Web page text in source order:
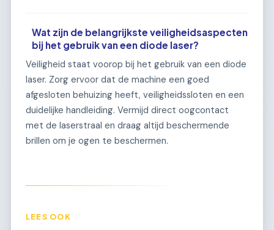
Wat zijn de belangrijkste veiligheidsaspecten
bij het gebruik van een diode laser?
Veiligheid staat voorop bij het gebruik van een diode
laser. Zorg ervoor dat de machine een goed
afgesloten behuizing heeft, veiligheidssloten en een
duidelijke handleiding. Vermijd direct oogcontact
met de laserstraal en draag altijd beschermende
brillen om je ogen te beschermen.
LEES OOK